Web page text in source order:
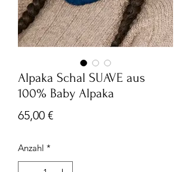
Alpaka Schal SUAVE aus
100% Baby Alpaka
65,00 €Preis
Anzahl *